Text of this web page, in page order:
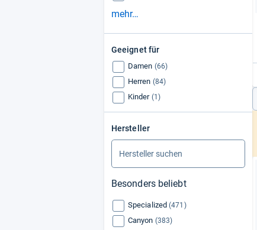
mehr…
Geeignet für
Damen (66)
Herren (84)
Kinder (1)
Hersteller
Besonders beliebt
Specialized (471)
Canyon (383)